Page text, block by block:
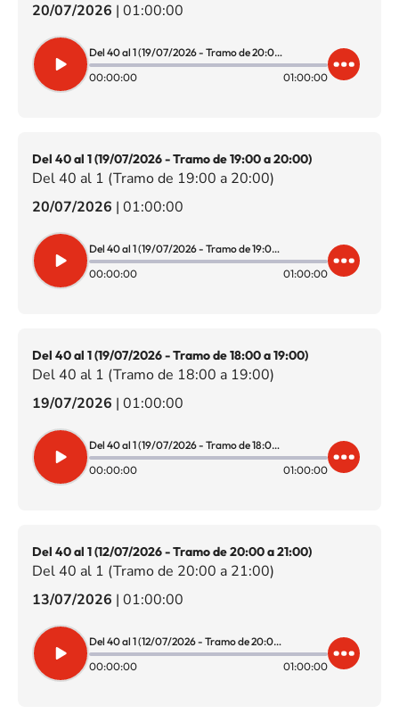
20/07/2026 | 01:00:00
Del 40 al 1 (19/07/2026 - Tramo de 20:00 a 21:00)
00:00:00
01:00:00
Del 40 al 1 (19/07/2026 - Tramo de 19:00 a 20:00)
Del 40 al 1 (Tramo de 19:00 a 20:00)
20/07/2026 | 01:00:00
Del 40 al 1 (19/07/2026 - Tramo de 19:00 a 20:00)
00:00:00
01:00:00
Del 40 al 1 (19/07/2026 - Tramo de 18:00 a 19:00)
Del 40 al 1 (Tramo de 18:00 a 19:00)
19/07/2026 | 01:00:00
Del 40 al 1 (19/07/2026 - Tramo de 18:00 a 19:00)
00:00:00
01:00:00
Del 40 al 1 (12/07/2026 - Tramo de 20:00 a 21:00)
Del 40 al 1 (Tramo de 20:00 a 21:00)
13/07/2026 | 01:00:00
Del 40 al 1 (12/07/2026 - Tramo de 20:00 a 21:00)
00:00:00
01:00:00